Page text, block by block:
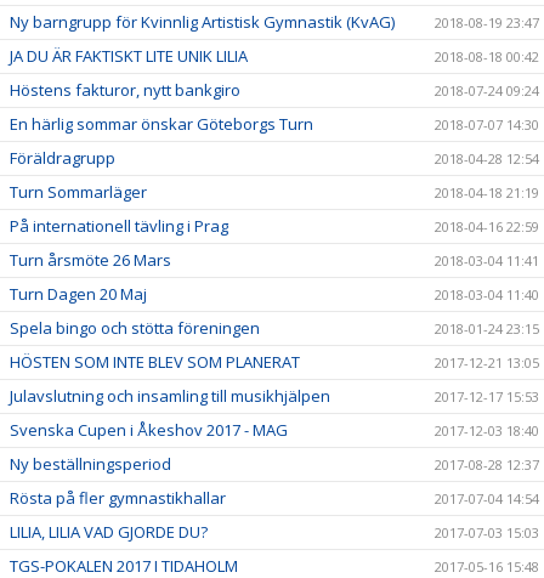
Ny barngrupp för Kvinnlig Artistisk Gymnastik (KvAG) 2018-08-19 23:47
JA DU ÄR FAKTISKT LITE UNIK LILIA 2018-08-18 00:42
Höstens fakturor, nytt bankgiro 2018-07-24 09:24
En härlig sommar önskar Göteborgs Turn 2018-07-07 14:30
Föräldragrupp 2018-04-28 12:54
Turn Sommarläger 2018-04-18 21:19
På internationell tävling i Prag 2018-04-16 22:59
Turn årsmöte 26 Mars 2018-03-04 11:41
Turn Dagen 20 Maj 2018-03-04 11:40
Spela bingo och stötta föreningen 2018-01-24 23:15
HÖSTEN SOM INTE BLEV SOM PLANERAT 2017-12-21 13:05
Julavslutning och insamling till musikhjälpen 2017-12-17 15:53
Svenska Cupen i Åkeshov 2017 - MAG 2017-12-03 18:40
Ny beställningsperiod 2017-08-28 12:37
Rösta på fler gymnastikhallar 2017-07-04 14:54
LILIA, LILIA VAD GJORDE DU? 2017-07-03 15:03
TGS-POKALEN 2017 I TIDAHOLM 2017-05-16 15:48